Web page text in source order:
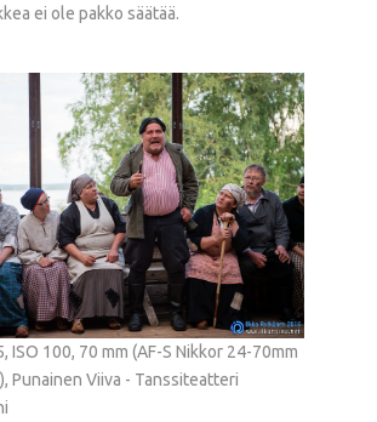
ei ole pakko säätää.
ISO 100, 70 mm (AF-S Nikkor 24-70mm
Punainen Viiva - Tanssiteatteri